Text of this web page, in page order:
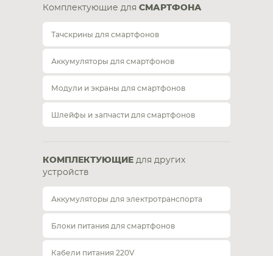
Комплектующие для СМАРТФОНА
Тачскрины для смартфонов
Аккумуляторы для смартфонов
Модули и экраны для смартфонов
Шлейфы и запчасти для смартфонов
КОМПЛЕКТУЮЩИЕ для других
устройств
Аккумуляторы для электротранспорта
Блоки питания для смартфонов
Кабели питания 220V